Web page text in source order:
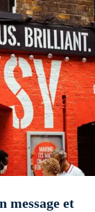
message et